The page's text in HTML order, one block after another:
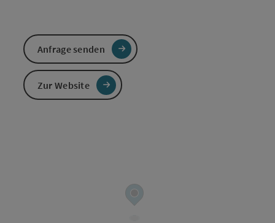
Anfrage senden
Zur Website